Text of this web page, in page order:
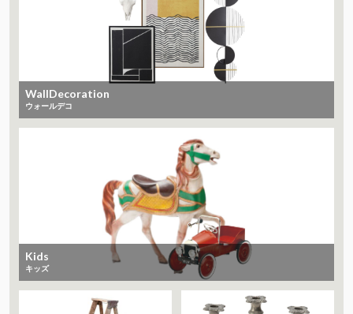
WallDecoration
ウォールデコ
Kids
キッズ